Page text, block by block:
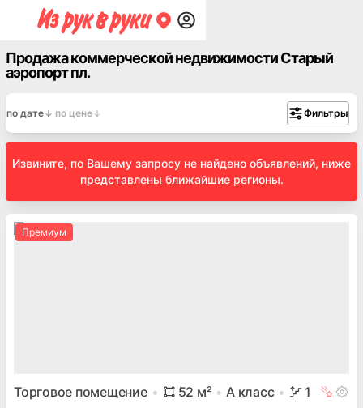
Продажа коммерческой недвижимости Старый
аэропорт пл.
по дате по цене Фильтры
Извините, по Вашему запросу не найдено объявлений, ниже
представлены ближайшие регионы.
Премиум
Торговое помещение 52 м² Aкласс 1